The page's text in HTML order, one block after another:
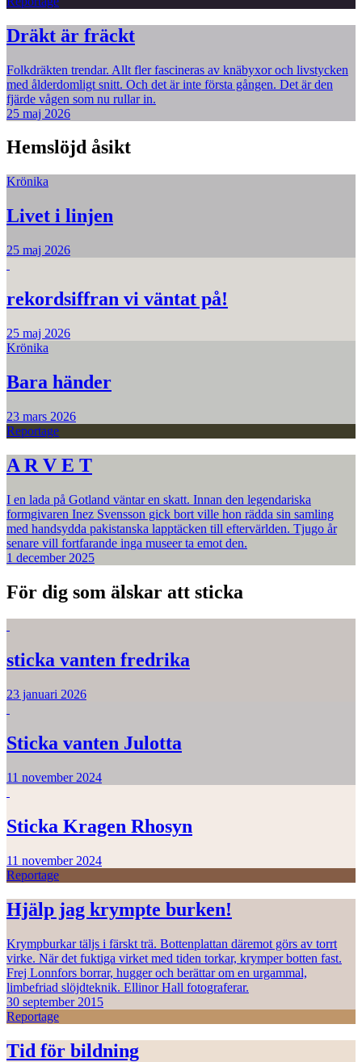
Dräkt är fräckt
Folkdräkten trendar. Allt fler fascineras av knäbyxor och livstycken
med ålderdomligt snitt. Och det är inte första gången. Det är den
fjärde vågen som nu rullar in.
25 maj 2026
Hemslöjd åsikt
Krönika
Livet i linjen
25 maj 2026
rekordsiffran vi väntat på!
25 maj 2026
Krönika
Bara händer
23 mars 2026
Reportage
A R V E T
I en lada på Gotland väntar en skatt. Innan den legendariska
formgivaren Inez Svensson gick bort ville hon rädda sin samling
med handsydda pakistanska lapptäcken till eftervärlden. Tjugo år
senare vill fortfarande inga museer ta emot den.
1 december 2025
För dig som älskar att sticka
sticka vanten fredrika
23 januari 2026
Sticka vanten Julotta
11 november 2024
Sticka Kragen Rhosyn
11 november 2024
Reportage
Hjälp jag krympte burken!
Krympburkar täljs i färskt trä. Bottenplattan däremot görs av torrt
virke. När det fuktiga virket med tiden torkar, krymper botten fast.
Frej Lonnfors borrar, hugger och berättar om en urgammal,
limbefriad slöjdteknik. Ellinor Hall fotograferar.
30 september 2015
Reportage
Tid för bildning